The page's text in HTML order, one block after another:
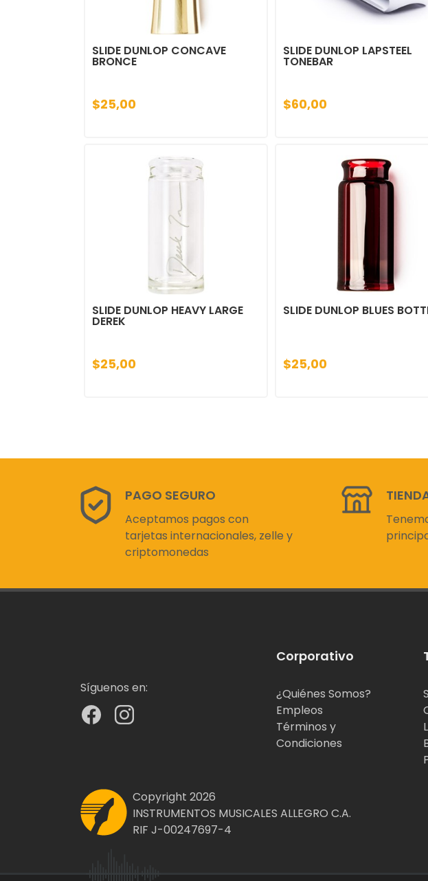
SLIDE DUNLOP CONCAVE
BRONCE
$25,00
SLIDE DUNLOP LAPSTEEL
TONEBAR
$60,00
SLIDE DUNLOP HEAVY LARGE
DEREK
$25,00
SLIDE DUNLOP BLUES
$25,00
PAGO SEGURO
Aceptamos pagos con
tarjetas internacionales, zelle y
criptomonedas
Síguenos en:
Corporativo
¿Quiénes Somos?
Empleos
Términos y
Condiciones
Copyright 2026
INSTRUMENTOS MUSICALES ALLEGRO C.A.
RIF J-00247697-4